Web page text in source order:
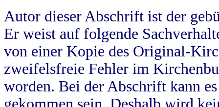
Autor dieser Abschrift ist der
Er weist auf folgende
von einer Kopie des Original-
zweifelsfreie Fehler im
worden. Bei der Abschrift kann